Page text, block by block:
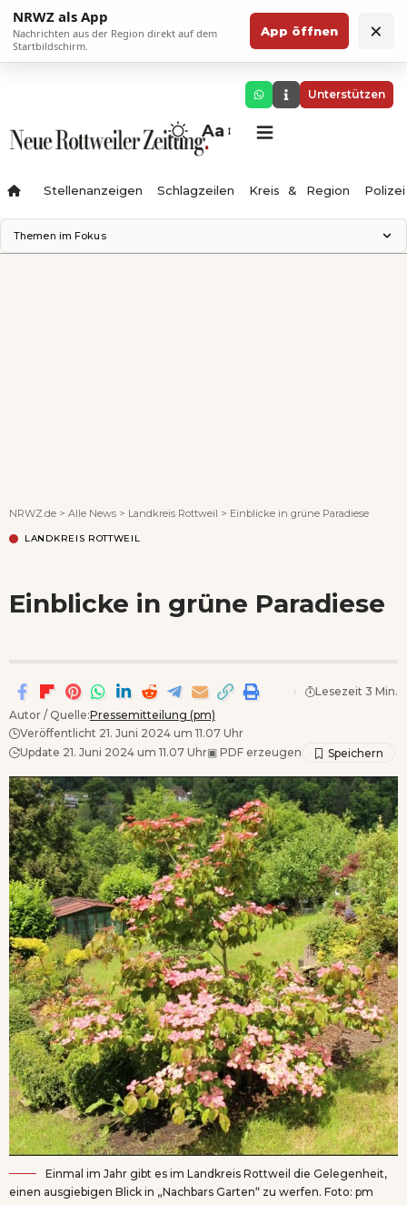
NRWZ als App
Nachrichten aus der Region direkt auf dem
Startbildschirm.
App öffnen ×
Unterstützen
Aa
Stellenanzeigen Schlagzeilen Kreis & Region Polizei
Themen im Fokus
NRWZ.de > Alle News > Landkreis Rottweil > Einblicke in grüne Paradiese
LANDKREIS ROTTWEIL
Einblicke in grüne Paradiese
Autor / Quelle:Pressemitteilung (pm)
Veröffentlicht 21. Juni 2024 um 11.07 Uhr
Update 21. Juni 2024 um 11.07 Uhr▣ PDF erzeugen
Lesezeit 3 Min.
Einmal im Jahr gibt es im Landkreis Rottweil die Gelegenheit,
einen ausgiebigen Blick in „Nachbars Garten“ zu werfen. Foto: pm